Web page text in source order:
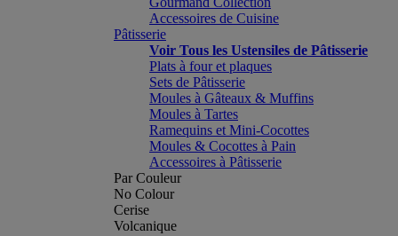
Accessoires de Cuisine
Pâtisserie
Voir Tous les Ustensiles de Pâtisserie
Plats à four et plaques
Sets de Pâtisserie
Moules à Gâteaux & Muffins
Moules à Tartes
Ramequins et Mini-Cocottes
Moules & Cocottes à Pain
Accessoires à Pâtisserie
Par Couleur
No Colour
Cerise
Volcanique